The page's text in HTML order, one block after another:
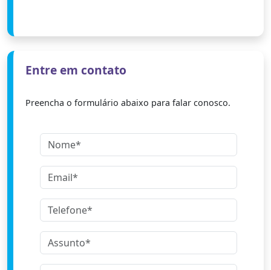
Entre em contato
Preencha o formulário abaixo para falar conosco.